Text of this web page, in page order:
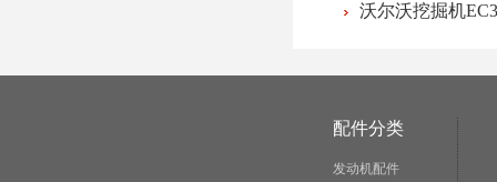
沃尔沃挖掘机
配件分类
发动机配件